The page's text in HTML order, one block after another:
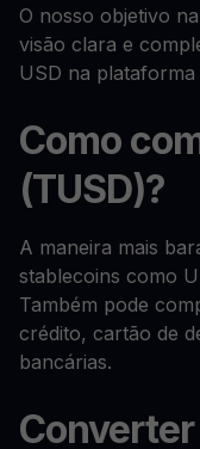
O nosso objetivo
visão clara e
USD na plataforma
Como
(TUSD)?
A maneira mais
stablecoins como
Também pode
crédito, cartão de
bancárias.
Converter